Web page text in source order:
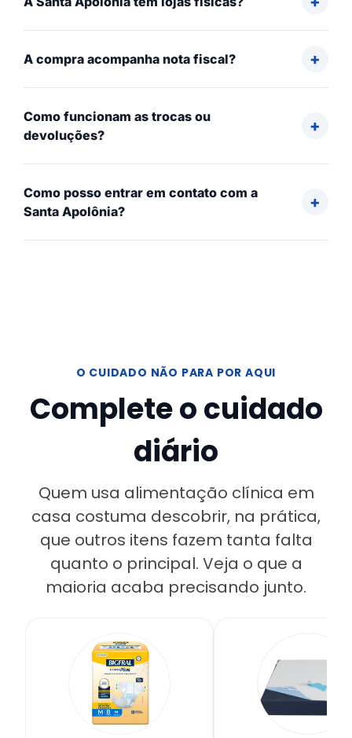
A compra acompanha nota fiscal?
Como funcionam as trocas ou
devoluções?
Como posso entrar em contato com a
Santa Apolônia?
O CUIDADO NÃO PARA POR AQUI
Complete o cuidado
diário
Quem usa alimentação clínica em
casa costuma descobrir, na prática,
que outros itens fazem tanta falta
quanto o principal. Veja o que a
maioria acaba precisando junto.